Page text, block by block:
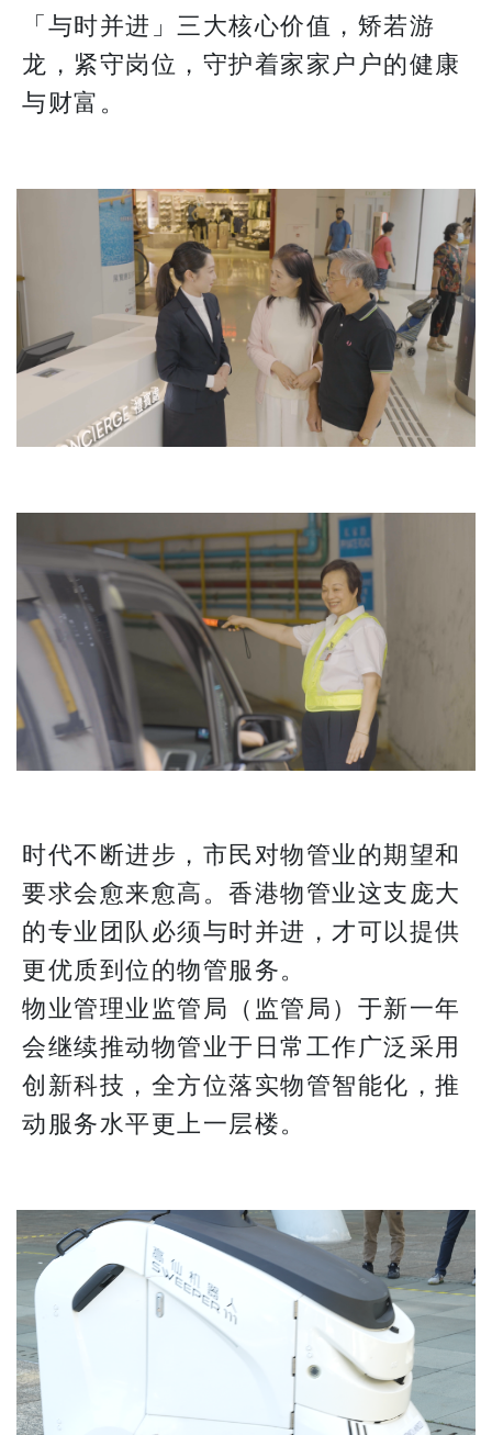
「与时并进」三大核心价值，矫若游
龙，紧守岗位，守护着家家户户的健康
与财富。
时代不断进步，市民对物管业的期望和
要求会愈来愈高。香港物管业这支庞大
的专业团队必须与时并进，才可以提供
更优质到位的物管服务。
物业管理业监管局（监管局）于新一年
会继续推动物管业于日常工作广泛采用
创新科技，全方位落实物管智能化，推
动服务水平更上一层楼。